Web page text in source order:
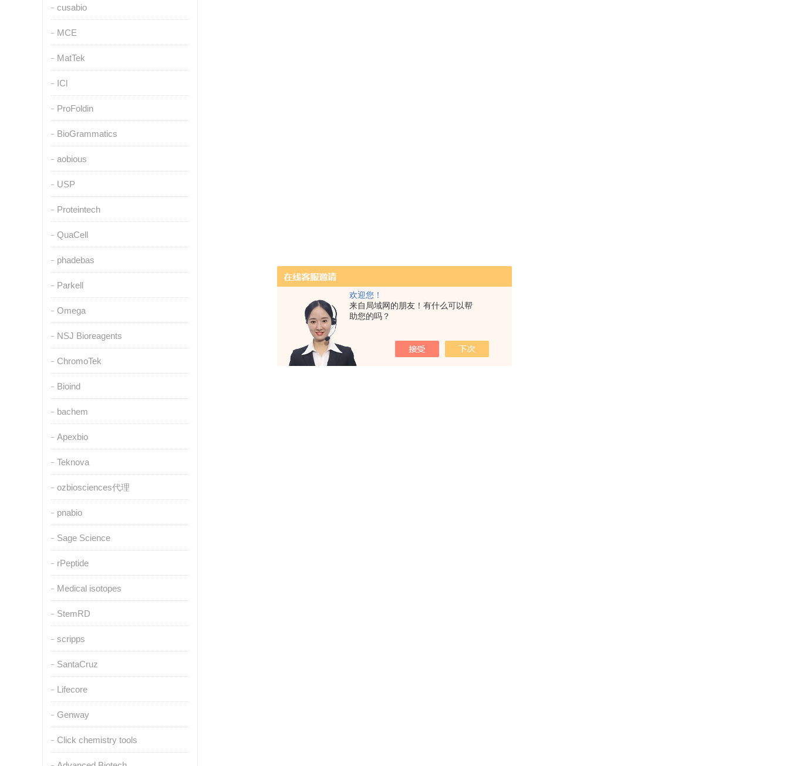
欢迎您！
来自局域网的朋友！有什么可以帮
助您的吗？
cusabio
MCE
MatTek
ICl
ProFoldin
BioGrammatics
aobious
USP
Proteintech
QuaCell
phadebas
Parkell
Omega
NSJ Bioreagents
ChromoTek
Bioind
bachem
Apexbio
Teknova
ozbiosciences代理
pnabio
Sage Science
rPeptide
Medical isotopes
StemRD
scripps
SantaCruz
Lifecore
Genway
Click chemistry tools